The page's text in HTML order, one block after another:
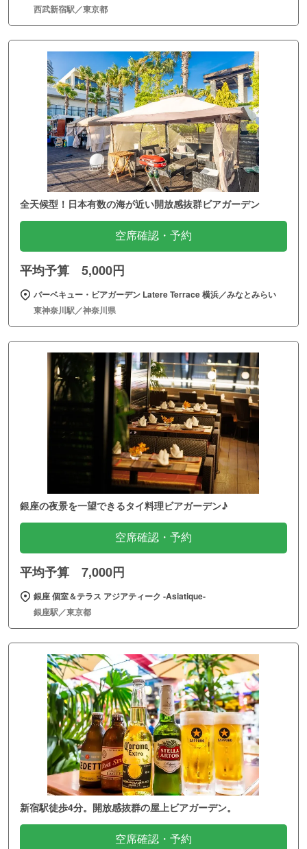
西武新宿駅／東京都
全天候型！日本有数の海が近い開放感抜群ビアガーデン
空席確認・予約
平均予算 5,000円
バーベキュー・ビアガーデン Latere Terrace 横浜／みなとみらい
東神奈川駅／神奈川県
銀座の夜景を一望できるタイ料理ビアガーデン♪
空席確認・予約
平均予算 7,000円
銀座 個室＆テラス アジアティーク ‐Asiatique‐
銀座駅／東京都
新宿駅徒歩4分。開放感抜群の屋上ビアガーデン。
空席確認・予約